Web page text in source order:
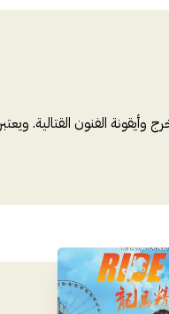
الفنون القتالية.